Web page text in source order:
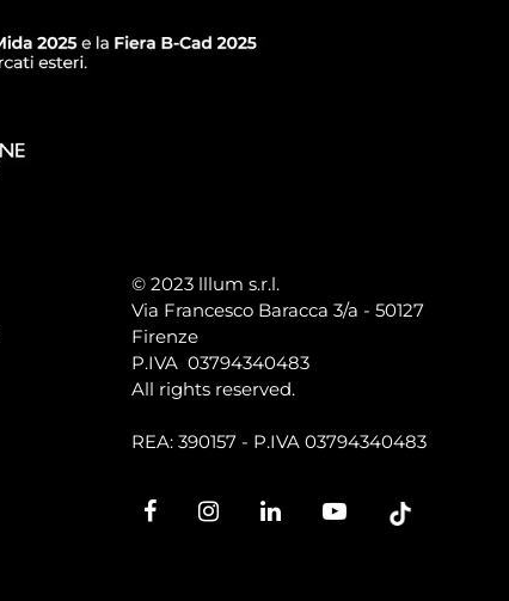
© 2023 lllum s.r.l.
Via Francesco Baracca 3/a - 50127
Firenze
P.IVA 03794340483
All rights reserved.
REA: 390157 - P.IVA 03794340483